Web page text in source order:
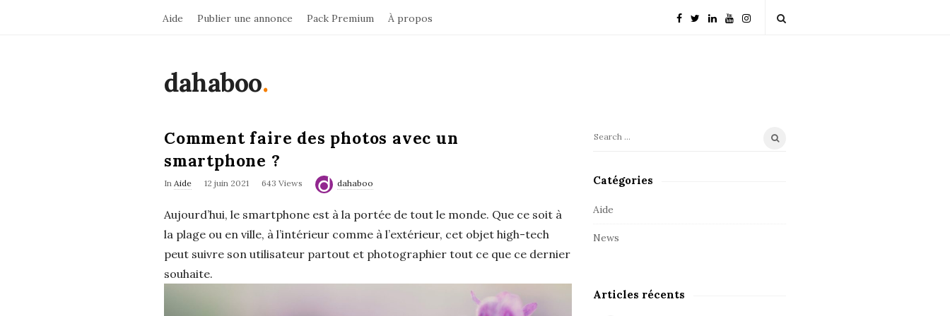
Aide Publier une annonce Pack Premium À propos
dahaboo.
Comment faire des photos avec un
smartphone ?
In Aide 12 juin 2021 643 Views dahaboo
Aujourd’hui, le smartphone est à la portée de tout le monde. Que ce soit à
la plage ou en ville, à l’intérieur comme à l’extérieur, cet objet high-tech
peut suivre son utilisateur partout et photographier tout ce que ce dernier
souhaite.
S
t
S
i
b
S
a
c
f
Catégories
Aide
News
Articles récents